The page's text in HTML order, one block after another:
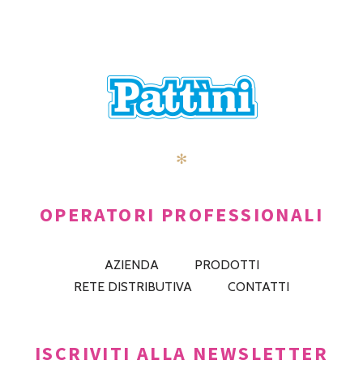
✻
OPERATORI PROFESSIONALI
AZIENDA
PRODOTTI
RETE DISTRIBUTIVA
CONTATTI
ISCRIVITI ALLA NEWSLETTER